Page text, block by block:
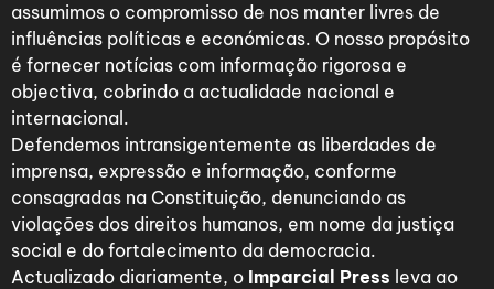
assumimos o compromisso de nos manter livres de
influências políticas e económicas. O nosso propósito
é fornecer notícias com informação rigorosa e
objectiva, cobrindo a actualidade nacional e
internacional.
Defendemos intransigentemente as liberdades de
imprensa, expressão e informação, conforme
consagradas na Constituição, denunciando as
violações dos direitos humanos, em nome da justiça
social e do fortalecimento da democracia.
Actualizado diariamente, o Imparcial Press leva ao